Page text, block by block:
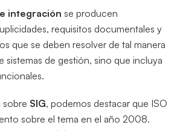
integración se producen
requisitos documentales y
que se deben resolver de tal manera
sistemas de gestión, sino que incluya
sobre SIG, podemos destacar que ISO
sobre el tema en el año 2008.